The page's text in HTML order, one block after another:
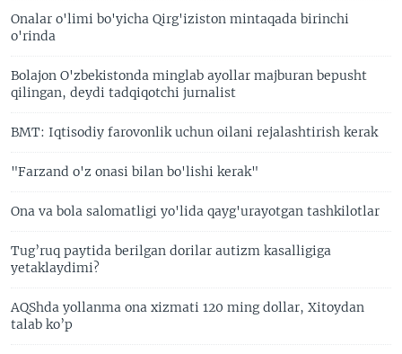
Onalar o'limi bo'yicha Qirg'iziston mintaqada birinchi
o'rinda
Bolajon O'zbekistonda minglab ayollar majburan bepusht
qilingan, deydi tadqiqotchi jurnalist
BMT: Iqtisodiy farovonlik uchun oilani rejalashtirish kerak
"Farzand o'z onasi bilan bo'lishi kerak"
Ona va bola salomatligi yo'lida qayg'urayotgan tashkilotlar
Tug’ruq paytida berilgan dorilar autizm kasalligiga
yetaklaydimi?
AQShda yollanma ona xizmati 120 ming dollar, Xitoydan
talab ko’p